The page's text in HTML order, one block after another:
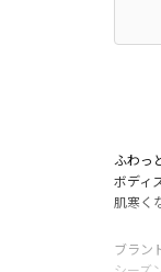
ふわっ
ボディ
肌寒く
ブラン